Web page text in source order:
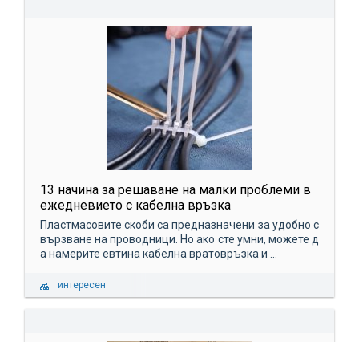
13 начина за решаване на малки проблеми в
ежедневието с кабелна връзка
Пластмасовите скоби са предназначени за удобно с
вързване на проводници. Но ако сте умни, можете д
а намерите евтина кабелна вратовръзка и ...
интересен